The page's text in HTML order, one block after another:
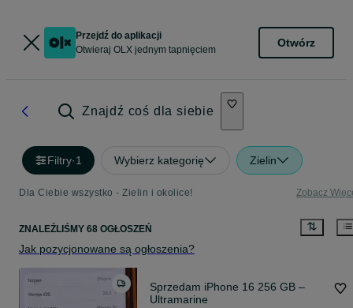
Przejdź do aplikacji
Otwieraj OLX jednym tapnięciem
Otwórz
Znajdź coś dla siebie
Filtry·1 Wybierz kategorię Zielin
Dla Ciebie wszystko - Zielin i okolice! Zobacz
ZNALEŹLIŚMY 68 OGŁOSZEŃ
Jak pozycjonowane są ogłoszenia?
Sprzedam iPhone 16 256 GB –
Ultramarine